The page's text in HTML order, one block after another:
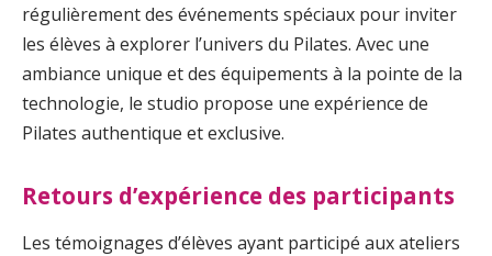
régulièrement des événements spéciaux pour inviter
les élèves à explorer l’univers du Pilates. Avec une
ambiance unique et des équipements à la pointe de la
technologie, le studio propose une expérience de
Pilates authentique et exclusive.
Retours d’expérience des participants
Les témoignages d’élèves ayant participé aux ateliers